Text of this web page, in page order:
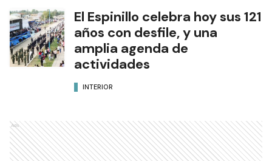
El Espinillo celebra hoy sus 121
años con desfile, y una
amplia agenda de
actividades
INTERIOR
Ads